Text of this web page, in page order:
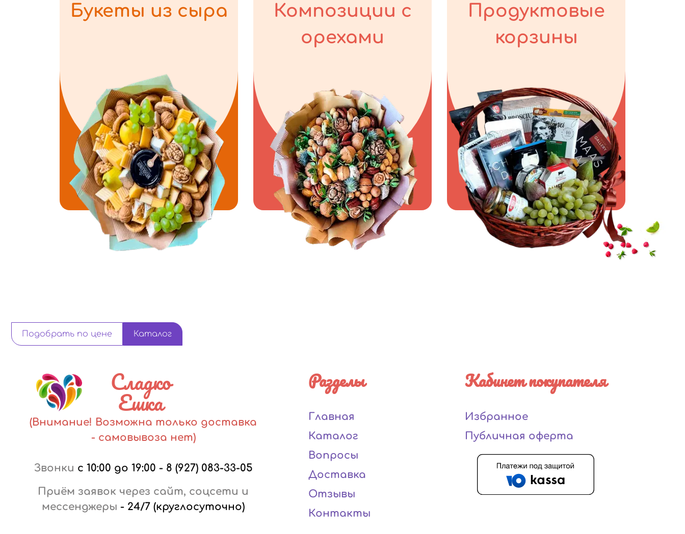
Букеты из сыра
Композиции с
орехами
Продуктовые
корзины
Подобрать по цене Каталог
Сладко
Ешка
(Внимание! Возможна только доставка
- самовывоза нет)
Звонки с 10:00 до 19:00 - 8 (927) 083-33-05
Приём заявок через сайт, соцсети и
мессенджеры - 24/7 (круглосуточно)
Разделы
Главная
Каталог
Вопросы
Доставка
Отзывы
Контакты
Кабинет покупателя
Избранное
Публичная оферта